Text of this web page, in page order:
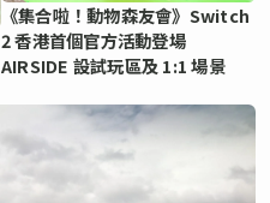
《集合啦！動物森友會》Switch
2 香港首個官方活動登場
AIRSIDE 設試玩區及 1:1 場景